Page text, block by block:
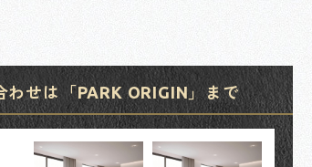
せは「PARK ORIGIN」まで